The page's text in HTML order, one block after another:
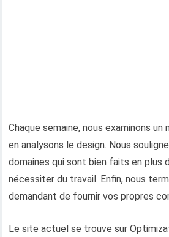
Chaque semaine, nous examinons
en analysons le design. Nous
domaines qui sont bien faits en plus
nécessiter du travail. Enfin, nous
demandant de fournir vos propres
Le site actuel se trouve sur